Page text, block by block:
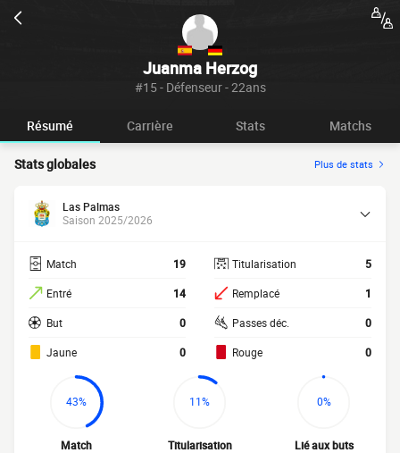
Juanma Herzog
#15 - Défenseur - 22ans
Résumé Carrière Stats Matchs
Stats globales Plus de stats
Las Palmas
Saison 2025/2026
Match 19
Entré 14
But 0
Jaune 0
Titularisation 5
Remplacé 1
Passes déc. 0
Rouge 0
43%
Match
11%
Titularisation
0%
Lié aux buts